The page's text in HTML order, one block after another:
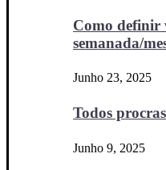
Como definir
semanada/
Junho 23, 2025
Todos
Junho 9, 2025